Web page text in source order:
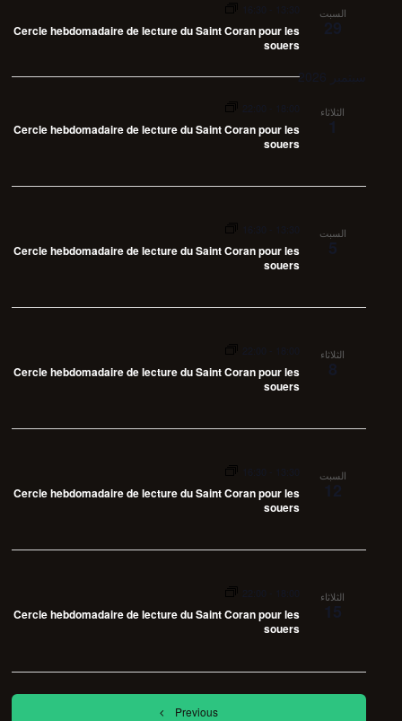
السبت
29
13:30
16:30
Cercle hebdomadaire de lecture du Saint Coran pour les
souers
سبتمبر 2026
الثلاثاء
1
18:00
22:00
Cercle hebdomadaire de lecture du Saint Coran pour les
souers
السبت
5
13:30
16:30
Cercle hebdomadaire de lecture du Saint Coran pour les
souers
الثلاثاء
8
18:00
22:00
Cercle hebdomadaire de lecture du Saint Coran pour les
souers
السبت
12
13:30
16:30
Cercle hebdomadaire de lecture du Saint Coran pour les
souers
الثلاثاء
15
18:00
22:00
Cercle hebdomadaire de lecture du Saint Coran pour les
souers
Previous
Events